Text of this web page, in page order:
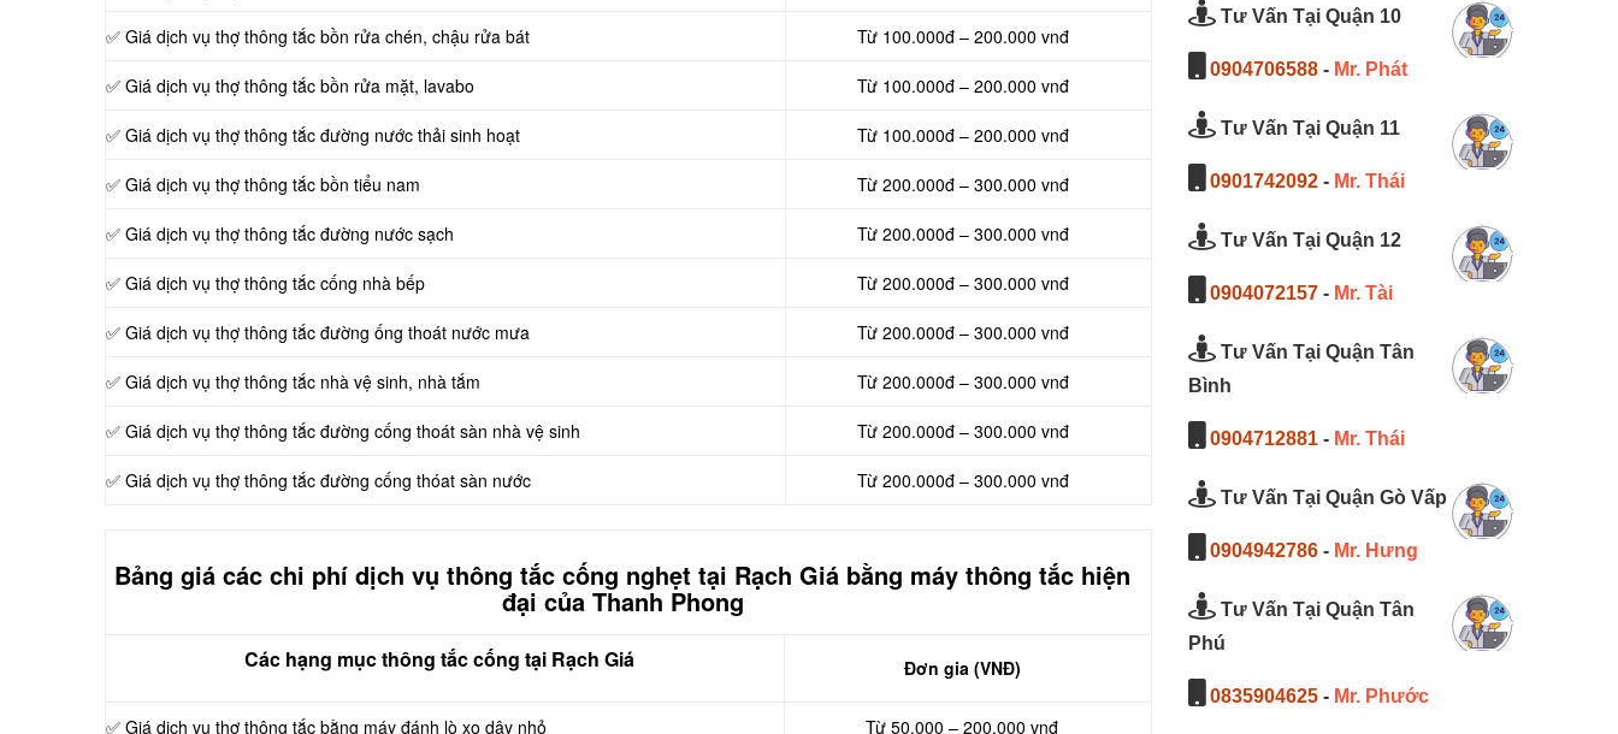
✅ Giá dịch vụ thợ thông tắc bồn rửa chén, chậu rửa bát Từ 100.000đ – 200.000 vnđ
✅ Giá dịch vụ thợ thông tắc bồn rửa mặt, lavabo Từ 100.000đ – 200.000 vnđ
‎✅ Giá dịch vụ thợ thông tắc đường nước thải sinh hoạt Từ 100.000đ – 200.000 vnđ
✅ Giá dịch vụ thợ thông tắc bồn tiểu nam Từ 200.000đ – 300.000 vnđ
✅ Giá dịch vụ thợ thông tắc đường nước sạch Từ 200.000đ – 300.000 vnđ
✅ Giá dịch vụ thợ thông tắc cống nhà bếp Từ 200.000đ – 300.000 vnđ
✅ Giá dịch vụ thợ thông tắc đường ống thoát nước mưa Từ 200.000đ – 300.000 vnđ
✅ Giá dịch vụ thợ thông tắc nhà vệ sinh, nhà tắm Từ 200.000đ – 300.000 vnđ
✅ Giá dịch vụ thợ thông tắc đường cống thoát sàn nhà vệ sinh Từ 200.000đ – 300.000 vnđ
✅ Giá dịch vụ thợ thông tắc đường cống thóat sàn nước Từ 200.000đ – 300.000 vnđ
Bảng giá các chi phí dịch vụ thông tắc cống nghẹt tại Rạch Giá bằng máy thông tắc hiện
đại của Thanh Phong
Các hạng mục thông tắc cống tại Rạch Giá Đơn gia (VNĐ)
✅ Giá dịch vụ thợ thông tắc bằng máy đánh lò xo dây nhỏ Từ 50.000 – 200.000 vnđ
Tư Vấn Tại Quận 10
0904706588 - Mr. Phát
Tư Vấn Tại Quận 11
0901742092 - Mr. Thái
Tư Vấn Tại Quận 12
0904072157 - Mr. Tài
Tư Vấn Tại Quận Tân
Bình
0904712881 - Mr. Thái
Tư Vấn Tại Quận Gò Vấp
0904942786 - Mr. Hưng
Tư Vấn Tại Quận Tân
Phú
0835904625 - Mr. Phước